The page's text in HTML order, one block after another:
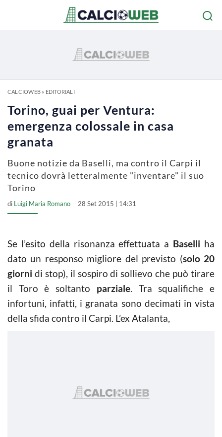
CALCIOWEB» EDITORIALI
Torino, guai per Ventura:
emergenza colossale in casa
granata
Buone notizie da Baselli, ma contro il Carpi il
tecnico dovrà letteralmente "inventare" il suo
Torino
di Luigi Maria Romano 28 Set 2015 | 14:31
Se l’esito della risonanza effettuata a Baselli ha
dato un responso migliore del previsto (solo 20
giorni di stop), il sospiro di sollievo che può tirare
il Toro è soltanto parziale. Tra squalifiche e
infortuni, infatti, i granata sono decimati in vista
della sfida contro il Carpi. L’ex Atalanta,